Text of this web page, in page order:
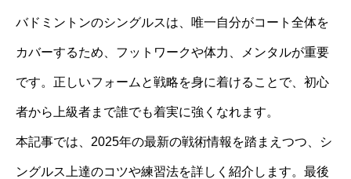
バドミントンのシングルスは、唯一自分がコート全体を
カバーするため、フットワークや体力、メンタルが重要
です。正しいフォームと戦略を身に着けることで、初心
者から上級者まで誰でも着実に強くなれます。
本記事では、2025年の最新の戦術情報を踏まえつつ、シ
ングルス上達のコツや練習法を詳しく紹介します。最後